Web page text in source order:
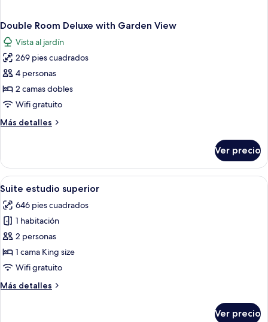
Double Room Deluxe with Garden View
Vista al jardín
269 pies cuadrados
4 personas
2 camas dobles
Wifi gratuito
Más detalles
Más
Room
Deluxe
with
View
Ver precio
Abrir
todas
las
fotos
de
Suite
estudio
Una habitación de hotel moderna
10
Suite estudio superior
646 pies cuadrados
1 habitación
2 personas
1 cama King size
Wifi gratuito
Más detalles
Más
Ver precio